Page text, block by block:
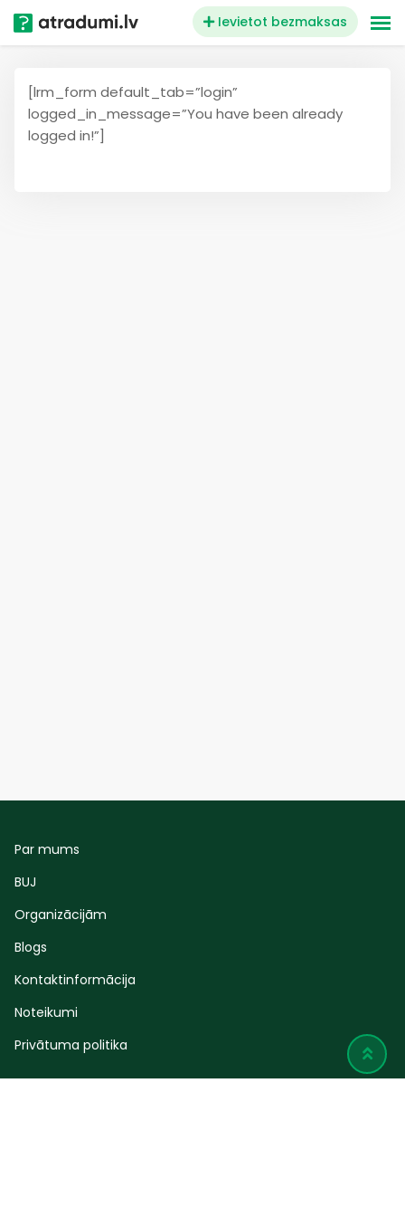
Skip
to
Ievietot bezmaksas
[lrm_form default_tab=”login”
logged_in_message=”You have been already
logged in!”]
Par mums
BUJ
Organizācijām
Blogs
Kontaktinformācija
Noteikumi
Privātuma politika